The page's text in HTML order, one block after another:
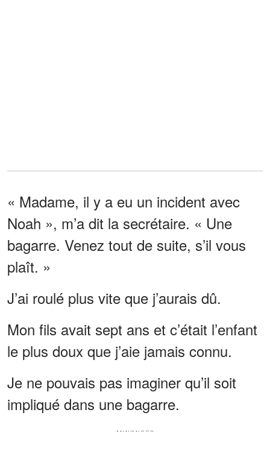
« Madame, il y a eu un incident avec
Noah », m’a dit la secrétaire. « Une
bagarre. Venez tout de suite, s’il vous
plaît. »
J’ai roulé plus vite que j’aurais dû.
Mon fils avait sept ans et c’était l’enfant
le plus doux que j’aie jamais connu.
Je ne pouvais pas imaginer qu’il soit
impliqué dans une bagarre.
ANNONCES